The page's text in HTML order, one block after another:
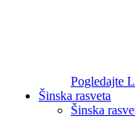
Pogledajte
Šinska rasveta
Šinska